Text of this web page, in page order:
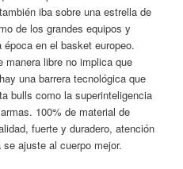
iba sobre una estrella de
de los grandes equipos y
en el basket europeo.
manera libre no implica que
una barrera tecnológica que
bulls como la superinteligencia
100% de material de
fuerte y duradero, atención
ajuste al cuerpo mejor.